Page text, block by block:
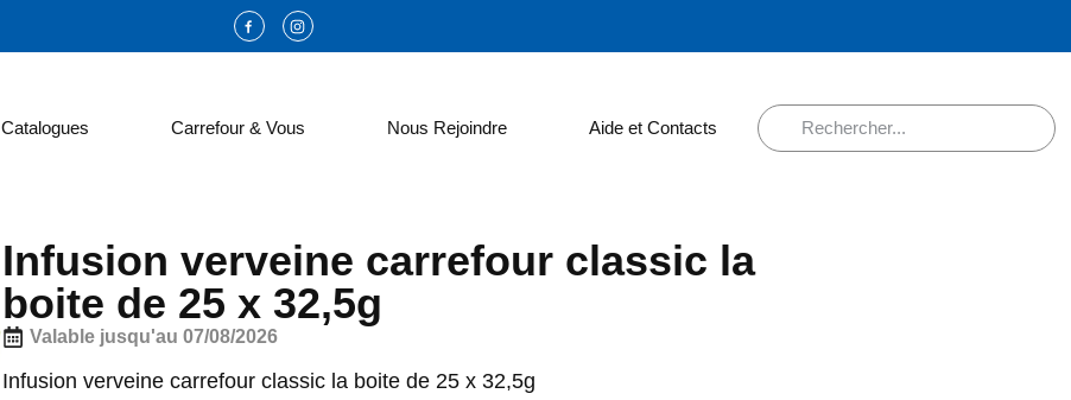
Catalogues Carrefour & Vous Nous Rejoindre Aide et Contacts
Infusion verveine carrefour classic la
boite de 25 x 32,5g
Valable jusqu'au 07/08/2026
Infusion verveine carrefour classic la boite de 25 x 32,5g